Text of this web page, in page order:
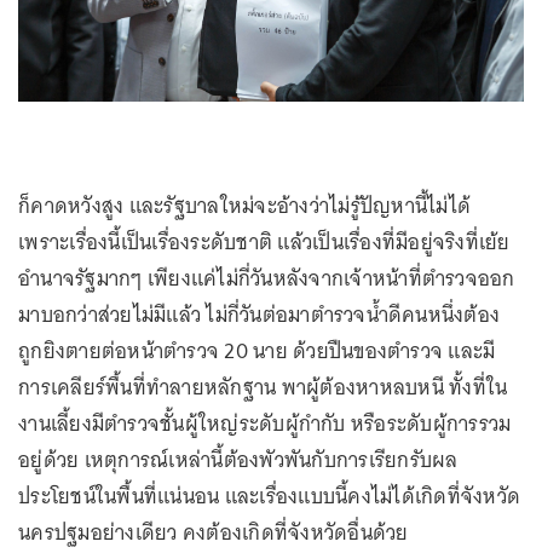
ก็คาดหวังสูง และรัฐบาลใหม่จะอ้างว่าไม่รู้ปัญหานี้ไม่ได้
เพราะเรื่องนี้เป็นเรื่องระดับชาติ แล้วเป็นเรื่องที่มีอยู่จริงที่เย้ย
อำนาจรัฐมากๆ เพียงแค่ไม่กี่วันหลังจากเจ้าหน้าที่ตำรวจออก
มาบอกว่าส่วยไม่มีแล้ว ไม่กี่วันต่อมาตำรวจน้ำดีคนหนึ่งต้อง
ถูกยิงตายต่อหน้าตำรวจ 20 นาย ด้วยปืนของตำรวจ และมี
การเคลียร์พื้นที่ทำลายหลักฐาน พาผู้ต้องหาหลบหนี ทั้งที่ใน
งานเลี้ยงมีตำรวจชั้นผู้ใหญ่ระดับผู้กำกับ หรือระดับผู้การรวม
อยู่ด้วย เหตุการณ์เหล่านี้ต้องพัวพันกับการเรียกรับผล
ประโยชน์ในพื้นที่แน่นอน และเรื่องแบบนี้คงไม่ได้เกิดที่จังหวัด
นครปฐมอย่างเดียว คงต้องเกิดที่จังหวัดอื่นด้วย